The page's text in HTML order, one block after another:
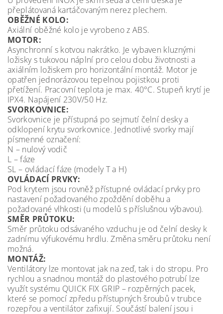
přeplátovaná kartáčovaným nerez plechem.
OBĚŽNÉ KOLO:
Axiální oběžné kolo je vyrobeno z ABS.
MOTOR:
Asynchronní s kotvou nakrátko. Je vybaven kluznými
ložisky s tukovou náplní pro celou dobu životnosti a
axiálním ložiskem pro horizontální montáž. Motor je
opatřen jednorázovou tepelnou pojistkou proti
přetížení. Pracovní teplota je max. 40°C. Stupeň krytí je
IPX4. Napájení 230V/50 Hz.
SVORKOVNICE:
Svorkovnice je přístupná po sejmutí čelní desky a
odklopení krytu svorkovnice. Jednotlivé svorky mají
písmenné označení:
N – nulový vodič
L – fáze
SL – ovládací fáze (modely T a H)
OVLÁDACÍ PRVKY:
Pod krytem jsou rovněž přístupné ovládací prvky pro
nastavení požadovaného zpoždění doběhu a
požadované vlhkosti (u modelů s příslušnou výbavou).
SMĚR PRŮTOKU:
Směr průtoku odsávaného vzduchu je od čelní desky k
zadnímu výfukovému hrdlu. Změna směru průtoku není
možná.
MONTÁŽ:
Ventilátory lze montovat jak na zeď, tak i do stropu. Pro
rychlou a snadnou montáž do plastového potrubí lze
využít systému QUICK FIX GRIP – rozpěrných pacek,
které se pomocí zpředu přístupných šroubů v trubce
rozepřou a ventilátor zafixují. Součástí balení jsou i